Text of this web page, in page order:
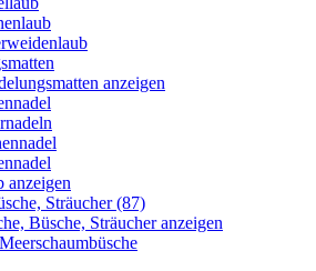
anzeigen
anzeigen
Sträucher (87)
Büsche, Sträucher anzeigen